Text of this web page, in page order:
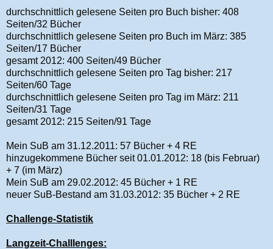
durchschnittlich gelesene Seiten pro Buch bisher: 408
Seiten/32 Bücher
durchschnittlich gelesene Seiten pro Buch im März: 385
Seiten/17 Bücher
gesamt 2012: 400 Seiten/49 Bücher
durchschnittlich gelesene Seiten pro Tag bisher: 217
Seiten/60 Tage
durchschnittlich gelesene Seiten pro Tag im März: 211
Seiten/31 Tage
gesamt 2012: 215 Seiten/91 Tage
Mein SuB am 31.12.2011: 57 Bücher + 4 RE
hinzugekommene Bücher seit 01.01.2012: 18 (bis Februar)
+ 7 (im März)
Mein SuB am 29.02.2012: 45 Bücher + 1 RE
neuer SuB-Bestand am 31.03.2012: 35 Bücher + 2 RE
Challenge-Statistik
Langzeit-Challlenges: